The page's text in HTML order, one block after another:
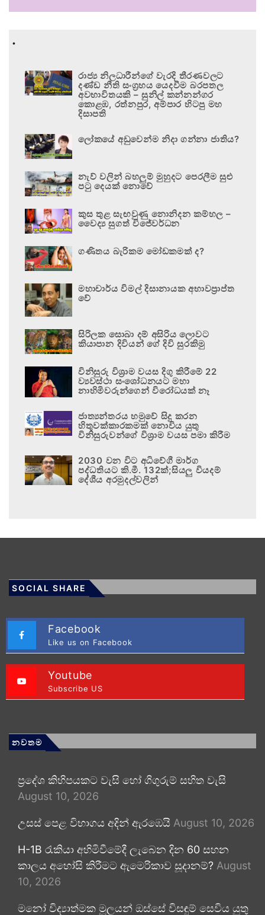
.
රාජ්‍ය නිලධාරීන්ගේ වැරදි තීරණවලට
දණ්ඩ නීති සංග්‍රහය යෙදවීම බරපතල
අවභාවිතයකි – සුනිල් කන්නන්ගර
කොළඹ, රත්නපුර, අම්පාර හිටපු මහ
දිසාපති
ලෝකයේ අඩුවෙන්ම නිදා ගන්නා ජාතිය?
නැව් වලින් බහලුම් මුහුදට පෙරලීම සුළු
පටු දෙයක් නොවේ
කුස තුළ සැඟවුණු නොනිදන කම්හල –
වෛද්‍ය සුගත් විජේවර්ධන
ගණිතය බැරිකම මෝඩකමක් ද?
මහාචාර්ය විමල් දිසානායක අභාවප්‍රාප්ත
වේ
සිරිලක සොබා දම් අසිරිය ලොවට
කියාපාන දිවියන් ගේ දිවි සුරකිමු
විනිසුරු විශ්‍රාම වයස දිගු කිරීමේ 22
ව්‍යවස්ථා සංශෝධනයට මහා
නාහිමිවරුන්ගෙන් විරෝධයක් නෑ
ජාත්‍යන්තරය හමුවේ සිදු කරන
හිතුවක්කාරකමක් නොවිය යුතු
විනිසුරුවන්ගේ විශ්‍රාම වයස පමා කිරීම
2030 වන විට අධිවේගී මාර්ග
පද්ධතියට කි.මී. 132ක්;සියලු වියදම්
දේශීය අරමුදල්වලින්
SOCIAL SHARE
Facebook
Like us on Facebook
Youtube
Subscribe US
නවතම
ප්‍රදේශ කිහිපයකට වැසි හෝ ගිගුරුම් සහිත වැසි
August 10, 2026
උසස් පෙළ විභාගය අදින් ඇරඹෙයි August 10, 2026
H-1B රැකියා අහිමිවීමේදී ලැබෙන දින 60 සහන
කාලය අහෝසි කිරීමට ඇමෙරිකාව සූදානම්? August
10, 2026
මනෝ විද්‍යාත්මක මූලයන් ඔස්සේ විසඳුම් සෙවිය යුතු